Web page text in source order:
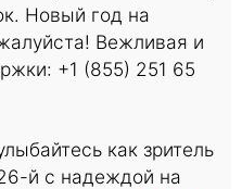
Новый год на
Вежливая и
+1 (855) 251 65
как зритель
й с надеждой на